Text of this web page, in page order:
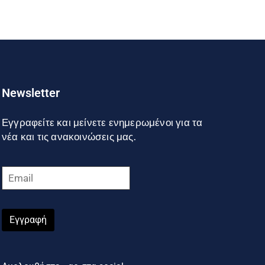
Newsletter
Εγγραφείτε και μείνετε ενημερωμένοι για τα
νέα και τις ανακοινώσεις μας.
Εγγραφή